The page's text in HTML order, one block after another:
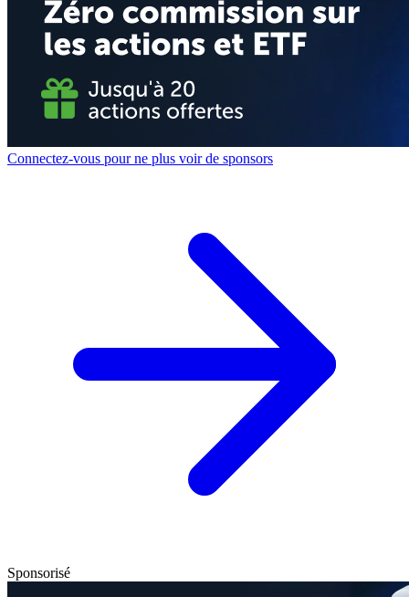
Connectez-vous pour ne plus voir de sponsors
Sponsorisé